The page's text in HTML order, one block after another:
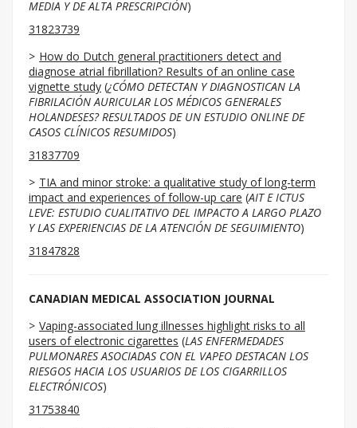
MEDIA Y DE ALTA PRESCRIPCIÓN)
31823739
How do Dutch general practitioners detect and
diagnose atrial fibrillation? Results of an online case
vignette study (¿CÓMO DETECTAN Y DIAGNOSTICAN LA
FIBRILACIÓN AURICULAR LOS MÉDICOS GENERALES
HOLANDESES?RESULTADOS DE UN ESTUDIO ONLINE DE
CASOS CLÍNICOS RESUMIDOS)
31837709
TIA and minor stroke: a qualitative study of long-term
impact and experiences of follow-up care (AIT E ICTUS
LEVE: ESTUDIO CUALITATIVO DEL IMPACTO A LARGO PLAZO
Y LAS EXPERIENCIAS DE LA ATENCIÓN DE SEGUIMIENTO)
31847828
CANADIAN MEDICAL ASSOCIATION JOURNAL
Vaping-associated lung illnesses highlight risks to all
users of electronic cigarettes (LAS ENFERMEDADES
PULMONARES ASOCIADAS CON EL VAPEO DESTACAN LOS
RIESGOS HACIA LOS USUARIOS DE LOS CIGARRILLOS
ELECTRÓNICOS)
31753840